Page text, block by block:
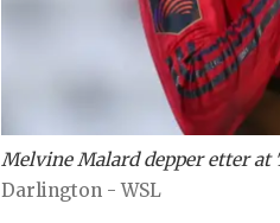
Melvine Malard depper etter
Darlington - WSL